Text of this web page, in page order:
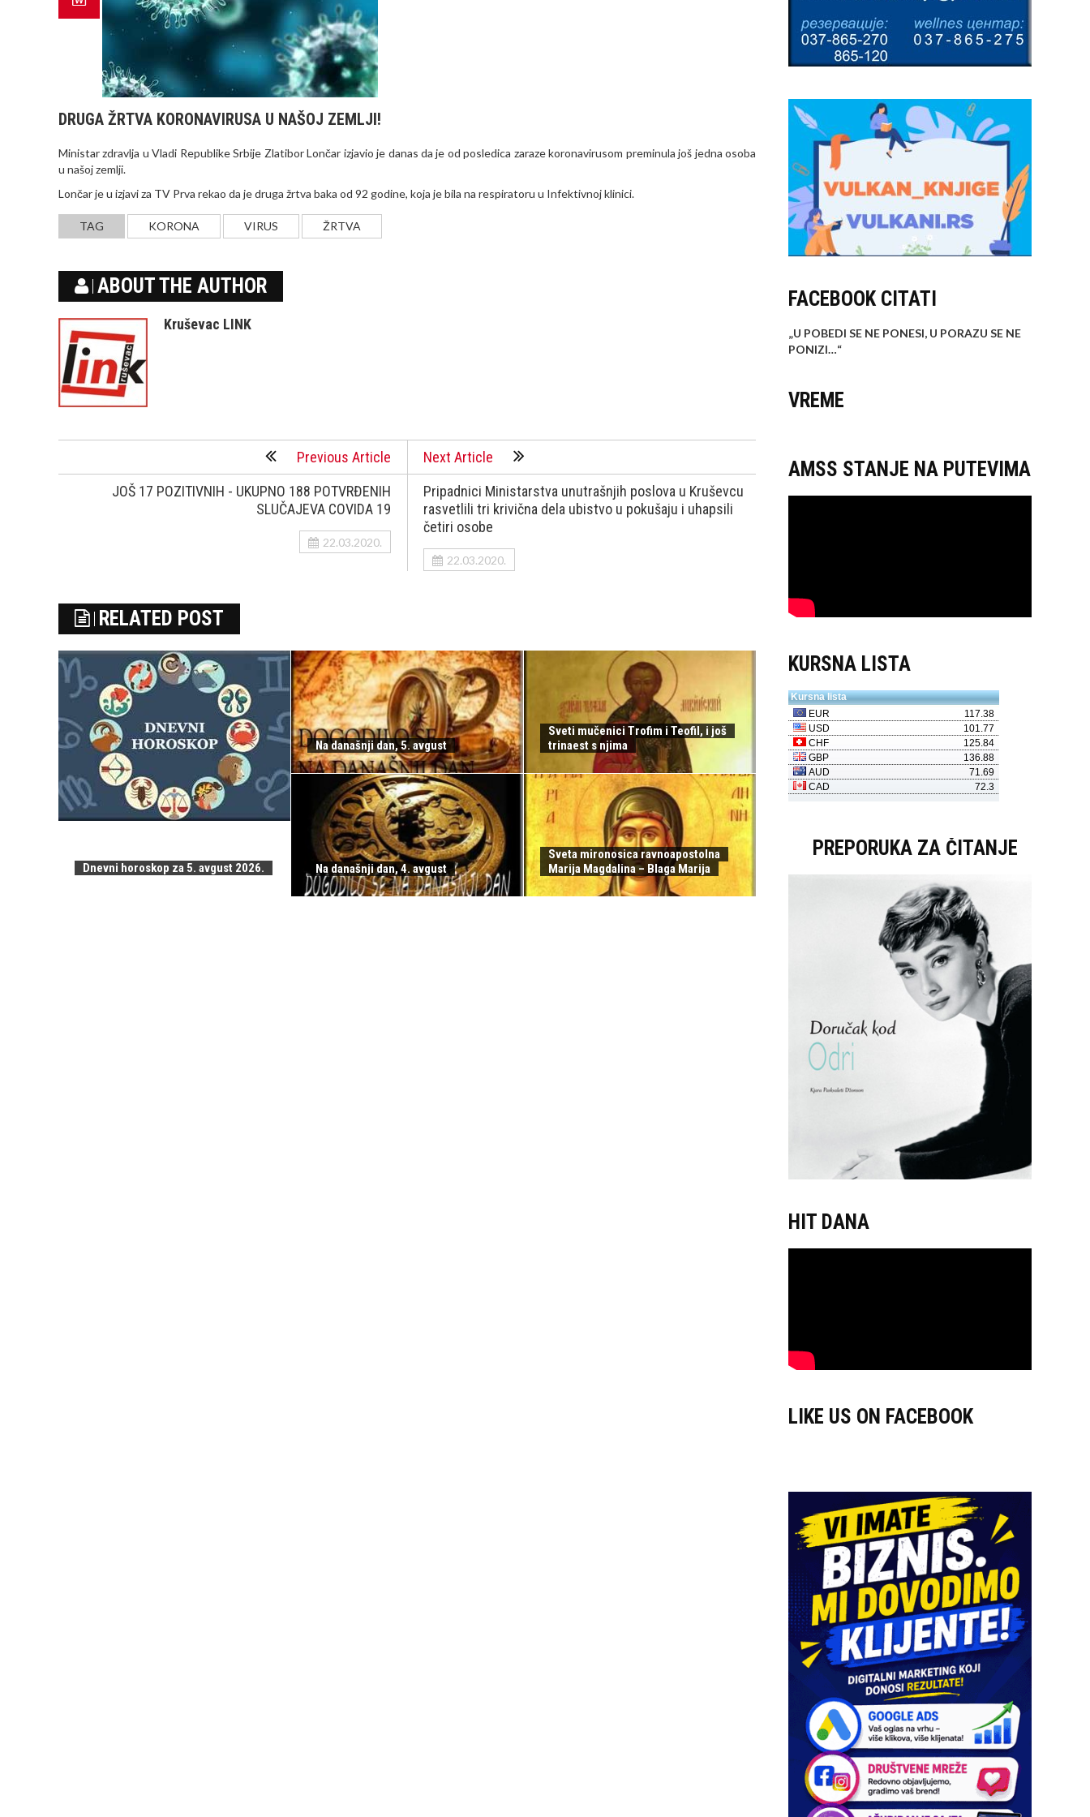
DRUGA ŽRTVA KORONAVIRUSA U NAŠOJ ZEMLJI!
Ministar zdravlja u Vladi Republike Srbije Zlatibor Lončar izjavio je danas da je od posledica zaraze koronavirusom preminula još jedna osoba
u našoj zemlji.
Lončar je u izjavi za TV Prva rekao da je druga žrtva baka od 92 godine, koja je bila na respiratoru u Infektivnoj klinici.
TAG KORONA VIRUS ŽRTVA
ABOUT THE AUTHOR
Kruševac LINK
Previous Article
JOŠ 17 POZITIVNIH - UKUPNO 188 POTVRĐENIH
SLUČAJEVA COVIDA 19
22.03.2020.
Next Article
Pripadnici Ministarstva unutrašnjih poslova u Kruševcu
rasvetlili tri krivična dela ubistvo u pokušaju i uhapsili
četiri osobe
22.03.2020.
RELATED POST
Dnevni horoskop za 5. avgust 2026.
Na današnji dan, 5. avgust
Sveti mučenici Trofim i Teofil, i još
trinaest s njima
Na današnji dan, 4. avgust
Sveta mironosica ravnoapostolna
Marija Magdalina – Blaga Marija
FACEBOOK CITATI
„U POBEDI SE NE PONESI, U PORAZU SE NE
PONIZI…“
VREME
AMSS STANJE NA PUTEVIMA
KURSNA LISTA
PREPORUKA ZA ČITANJE
HIT DANA
LIKE US ON FACEBOOK